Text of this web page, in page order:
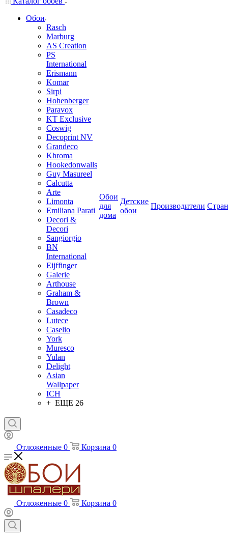
Обои
Rasch
Marburg
AS Creation
PS
International
Erismann
Komar
Sirpi
Hohenberger
Paravox
KT Exclusive
Coswig
Decoprint NV
Grandeco
Khroma
Hookedonwalls
Guy Masureel
Calcutta
Arte
Limonta
Emiliana Parati
Decori &
Decori
Sangiorgio
BN
International
Eijffinger
Galerie
Arthouse
Graham &
Brown
Casadeco
Lutece
Caselio
York
Muresco
Yulan
Delight
Asian
Wallpaper
ICH
+ ЕЩЕ 26
Обои
для
дома
Детские
обои
Производители
Отложенные 0 Корзина 0
Отложенные 0 Корзина 0